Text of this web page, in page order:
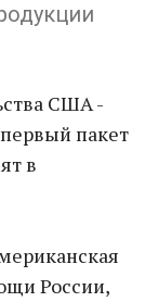
США -
пакет
в
России,